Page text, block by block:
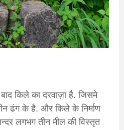
किले का दरवाज़ा है. जिसमे
ढंग के है. और किले के निर्माण
लगभग तीन मील की विस्तृत